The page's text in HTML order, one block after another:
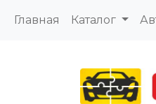
Главная Каталог